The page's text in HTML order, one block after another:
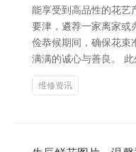
能享受到高品性的花艺
要津，遴荐一家离家或
俭恭候期间，确保花束
满满的诚心与善良。
维修资讯